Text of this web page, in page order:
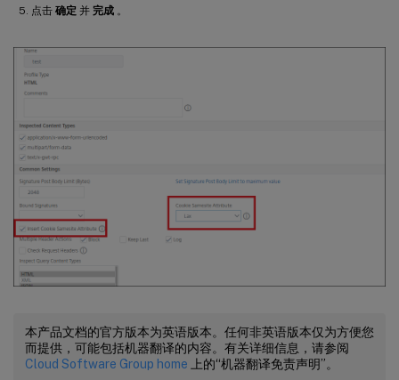
点击 确定 并 完成 。
本产品文档的官方版本为英语版本。任何非英语版本仅为方便您
而提供，可能包括机器翻译的内容。有关详细信息，请参阅
Cloud Software Group home 上的“机器翻译免责声明”。